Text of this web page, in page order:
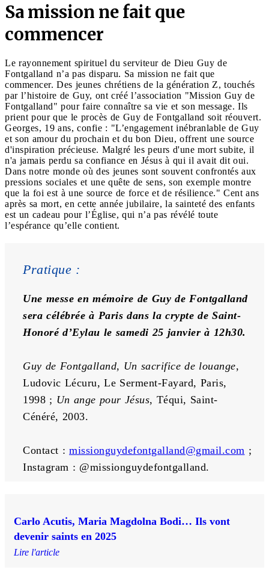
Sa mission ne fait que
commencer
Le rayonnement spirituel du serviteur de Dieu Guy de
Fontgalland n’a pas disparu. Sa mission ne fait que
commencer. Des jeunes chrétiens de la génération Z, touchés
par l’histoire de Guy, ont créé l’association "Mission Guy de
Fontgalland" pour faire connaître sa vie et son message. Ils
prient pour que le procès de Guy de Fontgalland soit réouvert.
Georges, 19 ans, confie : "L’engagement inébranlable de Guy
et son amour du prochain et du bon Dieu, offrent une source
d'inspiration précieuse. Malgré les peurs d'une mort subite, il
n'a jamais perdu sa confiance en Jésus à qui il avait dit oui.
Dans notre monde où des jeunes sont souvent confrontés aux
pressions sociales et une quête de sens, son exemple montre
que la foi est à une source de force et de résilience." Cent ans
après sa mort, en cette année jubilaire, la sainteté des enfants
est un cadeau pour l’Église, qui n’a pas révélé toute
l’espérance qu’elle contient.
Pratique :
Une messe en mémoire de Guy de Fontgalland
sera célébrée à Paris dans la crypte de Saint-
Honoré d’Eylau le samedi 25 janvier à 12h30.
Guy de Fontgalland, Un sacrifice de louange,
Ludovic Lécuru, Le Serment-Fayard, Paris,
1998 ; Un ange pour Jésus, Téqui, Saint-
Cénéré, 2003.
Contact : missionguydefontgalland@gmail.com ;
Instagram : @missionguydefontgalland.
Carlo Acutis, Maria Magdolna Bodi… Ils vont
devenir saints en 2025
Lire l'article